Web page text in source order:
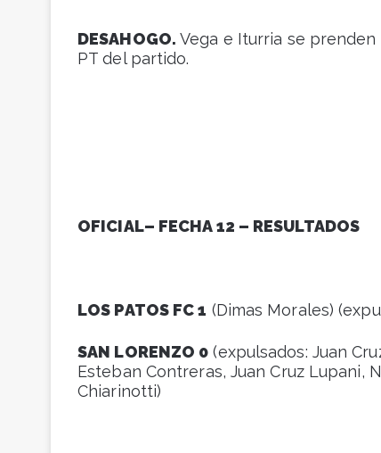
DESAHOGO. Vega e Iturria se
PT del partido.
OFICIAL– FECHA 12 – RESULTADOS
LOS PATOS FC 1 (Dimas Morales)
SAN LORENZO 0 (expulsados: Juan
Esteban Contreras, Juan Cruz Lupani,
Chiarinotti)